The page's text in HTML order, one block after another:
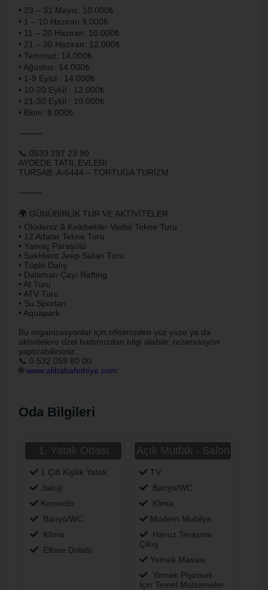
• 23 – 31 Mayıs: 10.000₺
• ⁠1 – 10 Haziran 9.000₺
• 11 – 20 Haziran: 10.000₺
• 21 – 30 Haziran: 12.000₺
• Temmuz: 14.000₺
​• Ağustos: 14.000₺
• 1-9 Eylül : 14.000₺
​• 10-20 Eylül : 12.000₺
​• 21-30 Eylül : 10.000₺
​• Ekim: 8.000₺
⸻
📞 0533 297 23 90
AYDEDE TATİL EVLERİ
TURSAB: A-6444 – TORTUGA TURİZM
⸻
🌍 GÜNÜBİRLİK TUR VE AKTİVİTELER
• Ölüdeniz & Kelebekler Vadisi Tekne Turu
• 12 Adalar Tekne Turu
• Yamaç Paraşütü
• Saklıkent Jeep Safari Turu
• Tüplü Dalış
• Dalaman Çayı Rafting
• At Turu
• ATV Turu
• Su Sporları
• Aquapark
Bu organizasyonlar için ofisimizden yüz yüze ya da
aktivitelere özel hattımızdan bilgi alabilir, rezervasyon
yaptırabilirsiniz.
📞 0 532 059 80 00
🌐www.alibabafethiye.com
Oda Bilgileri
1. Yatak Odası
1 Çift Kişilik Yatak
Jakuji
Komodin
Banyo/WC
Klima
Elbise Dolabı
Açık Mutfak - Salon
TV
Banyo/WC
Klima
Modern Mobilya
Havuz Terasına
Çıkış
Yemek Masası
Yemek Pişirmek
İçin Temel Malzemeler